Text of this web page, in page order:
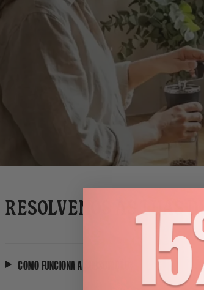
RESOLVEMOS AS TUAS
COMO FUNCIONA A SUBSCRIÇÃO?